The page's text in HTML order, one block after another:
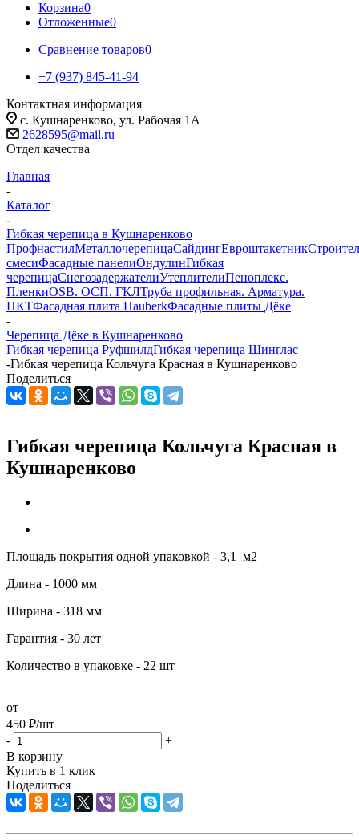
Корзина0
Отложенные0
Сравнение товаров0
+7 (937) 845-41-94
Контактная информация
с. Кушнаренково, ул. Рабочая 1А
2628595@mail.ru
Отдел качества
Главная
-
Каталог
-
Гибкая черепица в Кушнаренково
ПрофнастилМеталлочерепицаСайдингЕвроштакетник
смесиФасадные панелиОндулинГибкая
черепицаСнегозадержателиУтеплителиПеноплекс.
ПленкиOSB. ОСП. ГКЛТруба профильная. Арматура.
НКТФасадная плита HauberkФасадные плиты Дёке
-
Черепица Дёке в Кушнаренково
Гибкая черепица РуфшилдГибкая черепица Шинглас
-Гибкая черепица Кольчуга Красная в Кушнаренково
Поделиться
Гибкая черепица Кольчуга Красная в
Кушнаренково
Площадь покрытия одной упаковкой - 3,1 м2
Длина - 1000 мм
Ширина - 318 мм
Гарантия - 30 лет
Количество в упаковке - 22 шт
от
450 ₽/шт
-
+
В корзину
Купить в 1 клик
Поделиться